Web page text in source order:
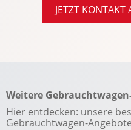
Traktionskontrolle
Zentralverriegelung
JETZT
Weitere
Hier entdecken: unsere
Gebrauchtwagen-